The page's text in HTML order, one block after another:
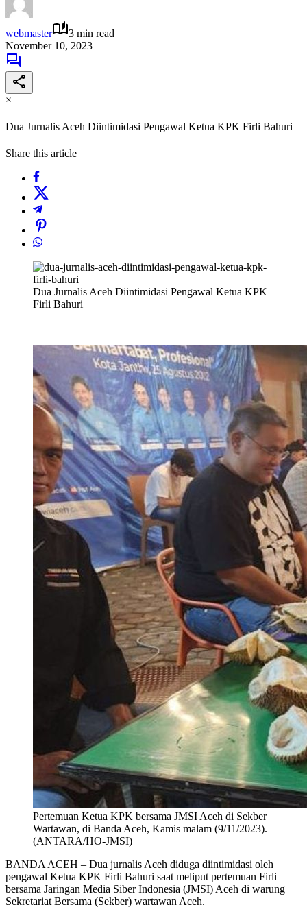
webmaster
3 min read
November 10, 2023
×
Dua Jurnalis Aceh Diintimidasi Pengawal Ketua KPK Firli Bahuri
Share this article
Dua Jurnalis Aceh Diintimidasi Pengawal Ketua KPK
Firli Bahuri
Pertemuan Ketua KPK bersama JMSI Aceh di Sekber
Wartawan, di Banda Aceh, Kamis malam (9/11/2023).
(ANTARA/HO-JMSI)
BANDA ACEH – Dua jurnalis Aceh diduga diintimidasi oleh
pengawal Ketua KPK Firli Bahuri saat meliput pertemuan Firli
bersama Jaringan Media Siber Indonesia (JMSI) Aceh di warung
Sekretariat Bersama (Sekber) wartawan Aceh.